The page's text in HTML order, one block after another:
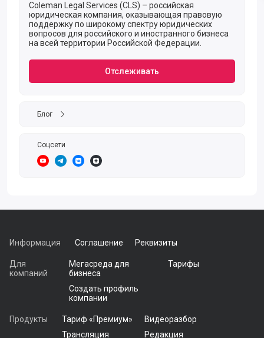
Coleman Legal Services (CLS) – российская
юридическая компания, оказывающая правовую
поддержку по широкому спектру юридических
вопросов для российского и иностранного бизнеса
на всей территории Российской Федерации.
Отслеживать
Блог
Соцсети
https://www.youtube.com/channel/UC4pc_o7cx6exwVd4cglmZVQ
https://t.me/coleman_legal
https://vk.com/coleman_legal
https://dzen.ru/id/5ebd3929e3639e521b912395
Информация Соглашение Реквизиты
Для
компаний
Мегасреда для
бизнеса
Тарифы
Создать профиль
компании
Продукты Тариф «Премиум»
Видеоразбор
Трансляция
Редакция